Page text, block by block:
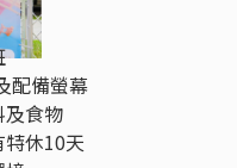
配備螢幕
及食物
休10天